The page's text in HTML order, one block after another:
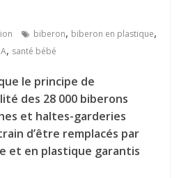
biberon, biberon en plastique,
, santé bébé
le principe de
des 28 000 biberons
et haltes-garderies
d’être remplacés par
et en plastique garantis